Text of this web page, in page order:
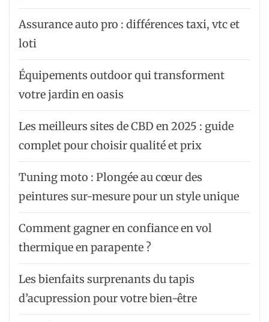
Assurance auto pro : différences taxi, vtc et
loti
Équipements outdoor qui transforment
votre jardin en oasis
Les meilleurs sites de CBD en 2025 : guide
complet pour choisir qualité et prix
Tuning moto : Plongée au cœur des
peintures sur-mesure pour un style unique
Comment gagner en confiance en vol
thermique en parapente ?
Les bienfaits surprenants du tapis
d’acupression pour votre bien-être